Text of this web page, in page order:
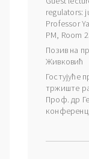
regulators:
Professor
PM, Room
Позив на
Живковић
Гостујуће
тржиште
Проф. др